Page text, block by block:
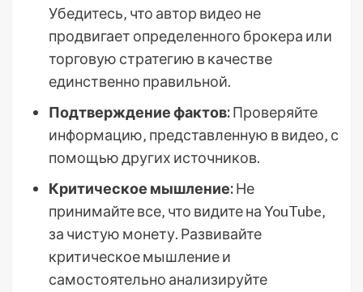
Убедитесь‚ что автор видео не
продвигает определенного брокера или
торговую стратегию в качестве
единственно правильной.
Подтверждение фактов:Проверяйте
информацию‚ представленную в видео‚ с
помощью других источников.
Критическое мышление:Не
принимайте все‚ что видите на YouTube‚
за чистую монету. Развивайте
критическое мышление и
самостоятельно анализируйте